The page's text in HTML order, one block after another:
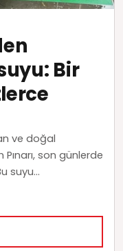
Bir
ve doğal
son günlerde
suyu...